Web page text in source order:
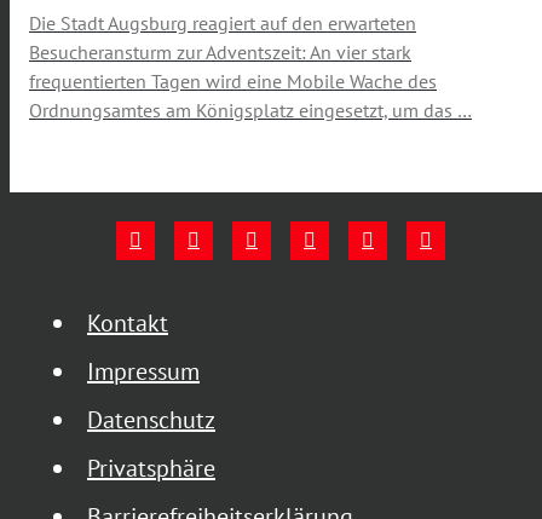
Die Stadt Augsburg reagiert auf den erwarteten
Besucheransturm zur Adventszeit: An vier stark
frequentierten Tagen wird eine Mobile Wache des
Ordnungsamtes am Königsplatz eingesetzt, um das …
Kontakt
Impressum
Datenschutz
Privatsphäre